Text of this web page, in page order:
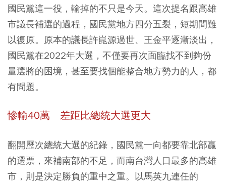
國民黨這一役，輸掉的不只是今天。這次提名跟高雄
市議長補選的過程，國民黨地方四分五裂，短期間難
以復原。原本的議長許崑源過世、王金平逐漸淡出，
國民黨在2022年大選，不僅要再次面臨找不到夠份
量選將的困境，甚至要找個能整合地方勢力的人，都
有問題。
慘輸40萬 差距比總統大選更大
翻開歷次總統大選的紀錄，國民黨一向都要靠北部贏
的選票，來補南部的不足，而南台灣人口最多的高雄
市，則是決定勝負的重中之重。以馬英九連任的